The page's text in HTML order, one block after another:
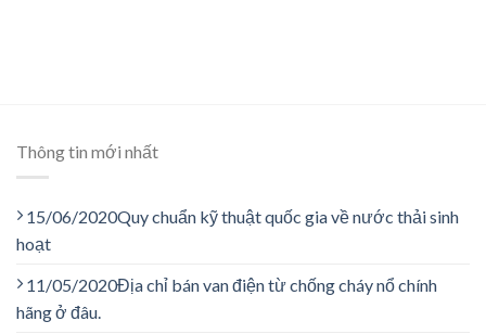
Thông tin mới nhất
15/06/2020Quy chuẩn kỹ thuật quốc gia về nước thải sinh
hoạt
11/05/2020Địa chỉ bán van điện từ chống cháy nổ chính
hãng ở đâu.